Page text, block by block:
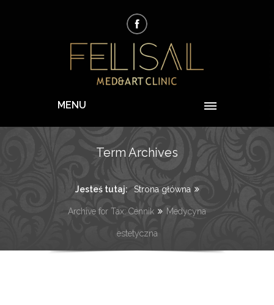
MENU
Term Archives
Jesteś tutaj: Strona główna
Archive for Tax: Cennik Medycyna
estetyczna